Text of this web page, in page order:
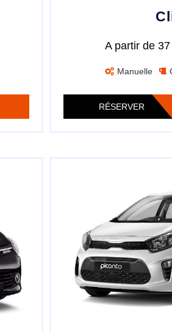
A partir de
Manuelle
RÉSERVER